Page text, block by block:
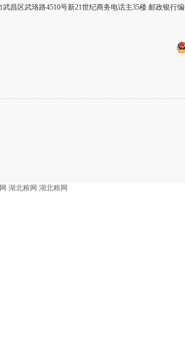
昌区武珞路4510号新21世纪商务电话主35楼 邮政银行
湖北粮网 湖北粮网